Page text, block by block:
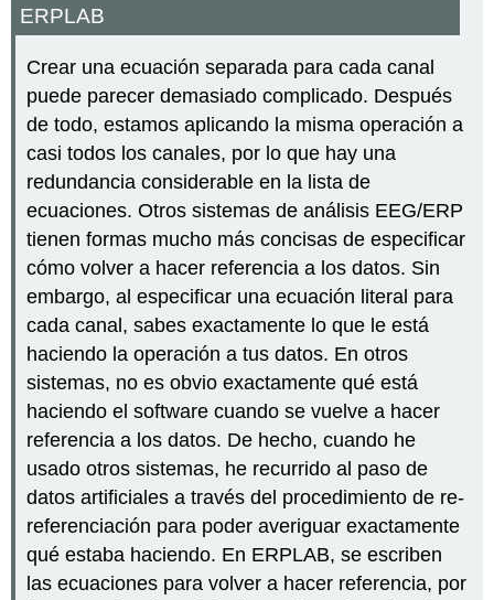
ERPLAB
Crear una ecuación separada para cada canal
puede parecer demasiado complicado. Después
de todo, estamos aplicando la misma operación a
casi todos los canales, por lo que hay una
redundancia considerable en la lista de
ecuaciones. Otros sistemas de análisis EEG/ERP
tienen formas mucho más concisas de especificar
cómo volver a hacer referencia a los datos. Sin
embargo, al especificar una ecuación literal para
cada canal, sabes exactamente lo que le está
haciendo la operación a tus datos. En otros
sistemas, no es obvio exactamente qué está
haciendo el software cuando se vuelve a hacer
referencia a los datos. De hecho, cuando he
usado otros sistemas, he recurrido al paso de
datos artificiales a través del procedimiento de re-
referenciación para poder averiguar exactamente
qué estaba haciendo. En ERPLAB, se escriben
las ecuaciones para volver a hacer referencia, por